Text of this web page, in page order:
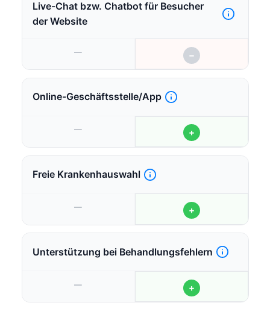
Live-Chat bzw. Chatbot für Besucher
der Website
— −
Online-Geschäftsstelle/App
— +
Freie Krankenhauswahl
— +
Unterstützung bei Behandlungsfehlern
— +